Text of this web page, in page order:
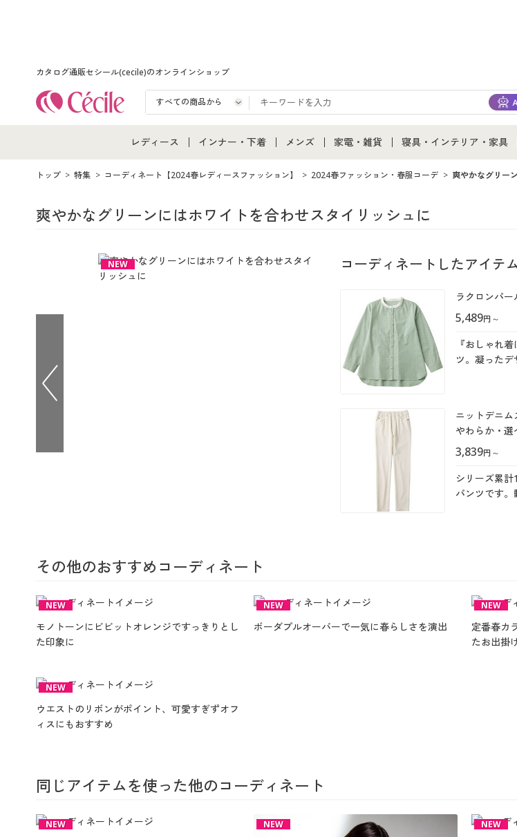
カタログ通販セシール(cecile)のオンラインショップ
レディース
レディース通販すべて
レディースファッション
インナー・下着
インナー・下着通販すべて
女性下着
メンズ
メンズ通販すべて
メンズファッション
家電・雑貨
家電・雑貨すべて
家電
寝具・インテリア・家具
寝具・インテリア・家具
トップ 特集 コーディネート【2024春レディースファッション】 2024春ファッション・春服コーデ 爽やかなグリー
爽やかなグリーンにはホワイトを合わせスタイリッシュに
NEW コーディネートしたアイテ
ラクロンパ
5,489円～
『おしゃれ
ツ。凝ったデ
ニットデニム
やわらか・
3,839円～
シリーズ累
パンツです。
その他のおすすめコーディネート
NEW
モノトーンにビビットオレンジですっきりとし
た印象に
NEW
ボーダプルオーバーで一気に春らしさを演出
NEW
定番春カ
たお出掛
NEW
ウエストのリボンがポイント、可愛すぎずオフ
ィスにもおすすめ
同じアイテムを使った他のコーディネート
NEW NEW NEW